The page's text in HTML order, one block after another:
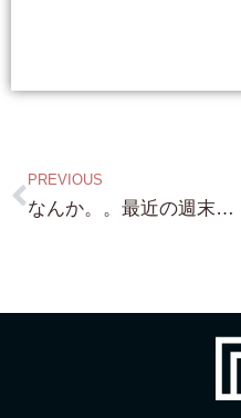
PREVIOUS
なんか。。最近の週末の恒例行事に（笑）なってきた 琵琶湖岸探索（笑）といっても遊びじゃないですよ！（笑）めちゃくちゃ暑いです！今日